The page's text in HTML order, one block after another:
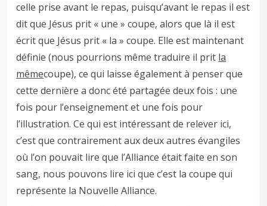
celle prise avant le repas, puisqu’avant le repas il est
dit que Jésus prit « une » coupe, alors que là il est
écrit que Jésus prit « la » coupe. Elle est maintenant
définie (nous pourrions même traduire il prit la
mêmecoupe), ce qui laisse également à penser que
cette dernière a donc été partagée deux fois : une
fois pour l’enseignement et une fois pour
l’illustration. Ce qui est intéressant de relever ici,
c’est que contrairement aux deux autres évangiles
où l’on pouvait lire que l’Alliance était faite en son
sang, nous pouvons lire ici que c’est la coupe qui
représente la Nouvelle Alliance.